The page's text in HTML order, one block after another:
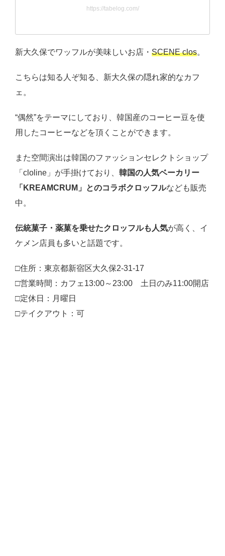
https://tabelog.com/
新大久保でワッフルが美味しいお店・ SCENE clos。
こちらは知る人ぞ知る、新大久保の隠れ家的なカフ
ェ。
“偶然”をテーマにしており、韓国産のコーヒー豆を使
用したコーヒーなどを頂くことができます。
また空間演出は韓国のファッションセレクトショップ
「cloline」が手掛けており、 韓国の人気ベーカリー
「KREAMCRUM」とのコラボクロッフルなども販売
中。
伝統菓子・薬菓を乗せたクロッフルも人気が高く、イ
ケメン店員も多いと話題です。
□住所：東京都新宿区大久保2-31-17
□営業時間：カフェ13:00～23:00 土日のみ11:00開店
□定休日：月曜日
□テイクアウト：可